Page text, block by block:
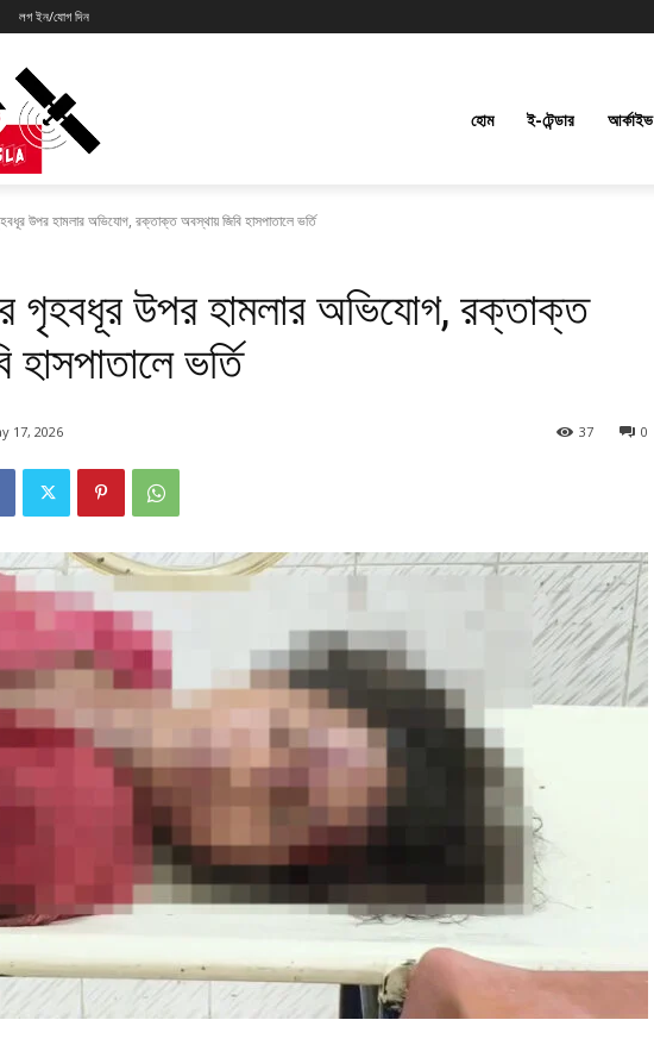
লগ ইন/যোগ দিন
হোম ই-টেন্ডার আর্কাইভ
উপর হামলার অভিযোগ, রক্তাক্ত অবস্থায় জিবি হাসপাতালে ভর্তি
গৃহবধূর উপর হামলার অভিযোগ, রক্তাক্ত
ভর্তি
17, 2026 0
37